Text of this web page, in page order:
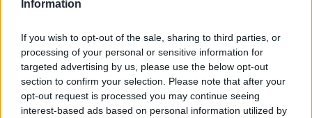
Information
If you wish to opt-out of the sale, sharing to third parties, or
processing of your personal or sensitive information for
targeted advertising by us, please use the below opt-out
section to confirm your selection. Please note that after your
opt-out request is processed you may continue seeing
interest-based ads based on personal information utilized by
Games